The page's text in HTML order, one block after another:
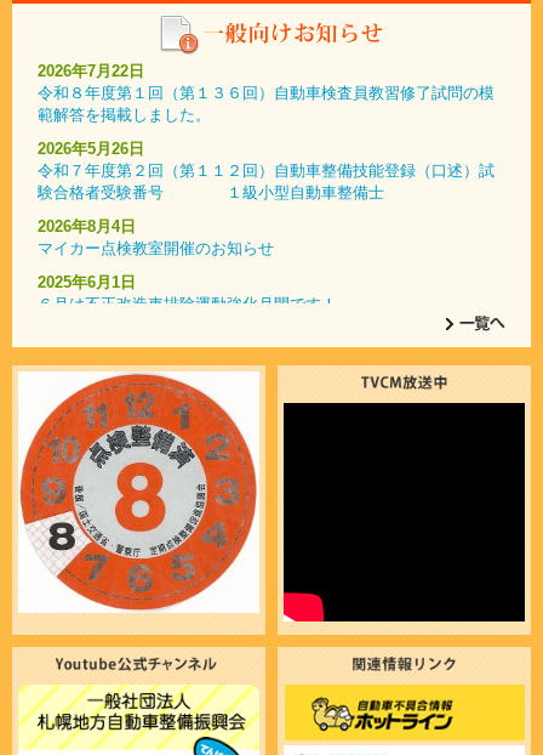
2026年7月22日
令和８年度第１回（第１３６回）自動車検査員教習修了試問の模
範解答を掲載しました。
2026年5月26日
令和７年度第２回（第１１２回）自動車整備技能登録（口述）試
験合格者受験番号 １級小型自動車整備士
2026年8月4日
マイカー点検教室開催のお知らせ
2025年6月1日
６月は不正改造車排除運動強化月間です！
2025年1月9日
コンピュータ･システム診断認定店一覧
2023年7月7日
いざという時に役立つ 「ドライブガイドブック」
2023年7月1日
令和５年７月より、検査標章（車検ステッカー）の貼付位置が変
更となります。
2021年1月25日
エコドライブ10のすすめ
2018年2月28日
ご存知でしたか？認証（指定）工場における車検と代行車検の違
いについて。
2017年12月5日
指定自動車整備事業者による不正行為に関する通報窓口について